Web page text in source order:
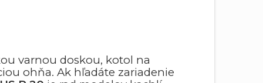
varnou doskou, kotol na
ohňa. Ak hľadáte zariadenie